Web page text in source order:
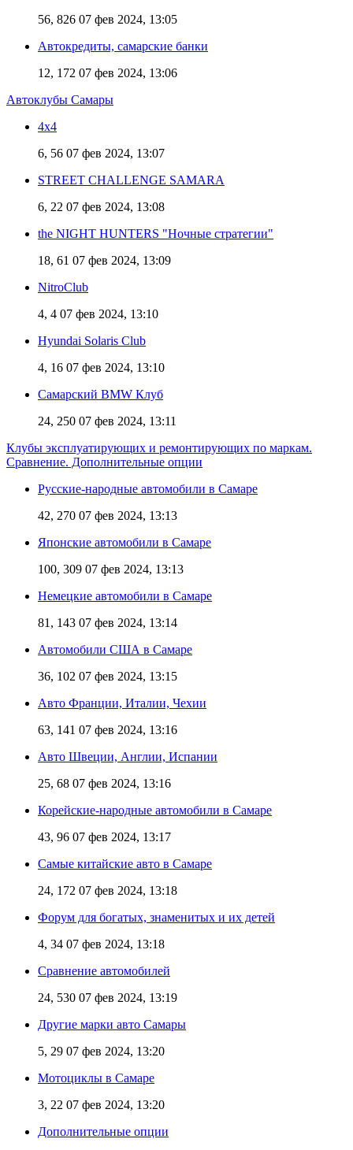
56, 826 07 фев 2024, 13:05
Автокредиты, самарские банки
12, 172 07 фев 2024, 13:06
Автоклубы Самары
4х4
6, 56 07 фев 2024, 13:07
STREET CHALLENGE SAMARA
6, 22 07 фев 2024, 13:08
the NIGHT HUNTERS "Ночные стратегии"
18, 61 07 фев 2024, 13:09
NitroClub
4, 4 07 фев 2024, 13:10
Hyundai Solaris Club
4, 16 07 фев 2024, 13:10
Самарский BMW Клуб
24, 250 07 фев 2024, 13:11
Клубы эксплуатирующих и ремонтирующих по маркам.
Сравнение. Дополнительные опции
Русские-народные автомобили в Самаре
42, 270 07 фев 2024, 13:13
Японские автомобили в Самаре
100, 309 07 фев 2024, 13:13
Немецкие автомобили в Самаре
81, 143 07 фев 2024, 13:14
Автомобили США в Самаре
36, 102 07 фев 2024, 13:15
Авто Франции, Италии, Чехии
63, 141 07 фев 2024, 13:16
Авто Швеции, Англии, Испании
25, 68 07 фев 2024, 13:16
Корейские-народные автомобили в Самаре
43, 96 07 фев 2024, 13:17
Самые китайские авто в Самаре
24, 172 07 фев 2024, 13:18
Форум для богатых, знаменитых и их детей
4, 34 07 фев 2024, 13:18
Сравнение автомобилей
24, 530 07 фев 2024, 13:19
Другие марки авто Самары
5, 29 07 фев 2024, 13:20
Мотоциклы в Самаре
3, 22 07 фев 2024, 13:20
Дополнительные опции